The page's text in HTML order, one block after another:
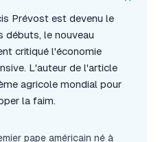
Prévost est devenu le
débuts, le nouveau
critiqué l'économie
L'auteur de l'article
agricole mondial pour
la faim.
pape américain né à